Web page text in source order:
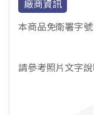
廠商資訊
本商品免衛署字號
請參考照片文字說